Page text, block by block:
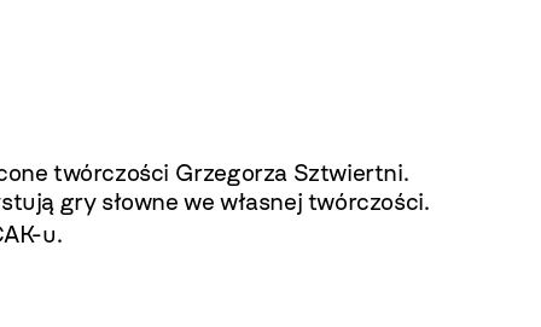
twórczości Grzegorza Sztwiertni.
gry słowne we własnej twórczości.
u.